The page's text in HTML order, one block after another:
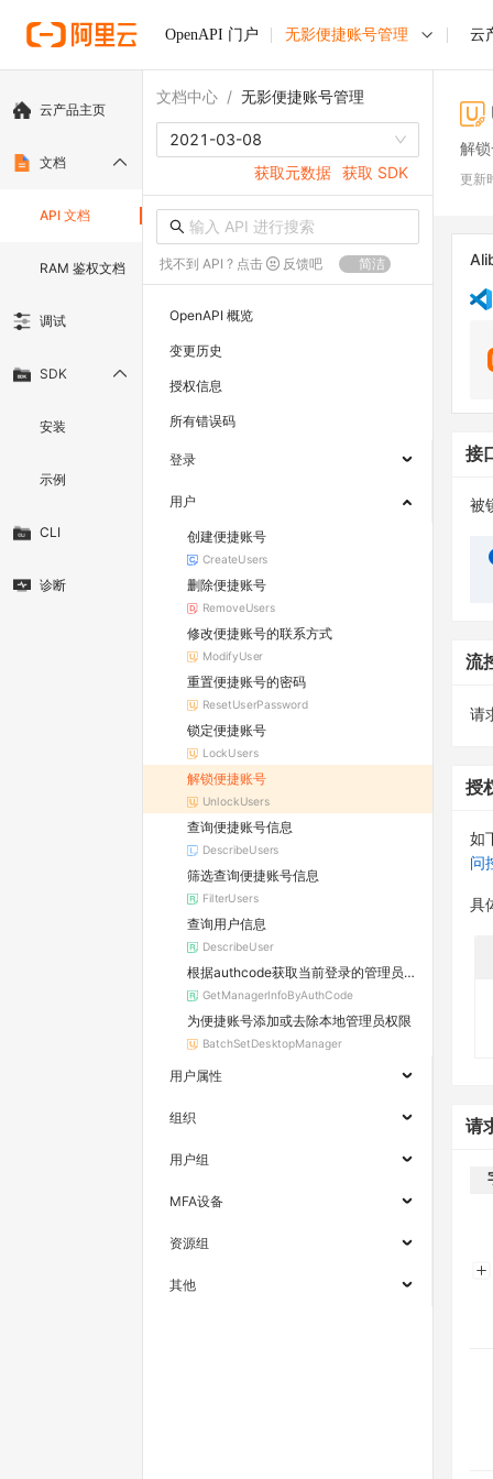
OpenAPI 门户 无影便捷账号管理 云
云产品主页
文档
API 文档
RAM 鉴权文档
调试
SDK
安装
示例
CLI
诊断
文档中心 / 无影便捷账号管理
2021-03-08
获取元数据 获取 SDK
找不到 API ? 点击 反馈吧 简洁
OpenAPI 概览
变更历史
授权信息
所有错误码
登录
用户
创建便捷账号
CreateUsers
删除便捷账号
RemoveUsers
修改便捷账号的联系方式
ModifyUser
重置便捷账号的密码
ResetUserPassword
锁定便捷账号
LockUsers
解锁便捷账号
UnlockUsers
查询便捷账号信息
DescribeUsers
筛选查询便捷账号信息
FilterUsers
查询用户信息
DescribeUser
根据authcode获取当前登录的管理员信息
GetManagerInfoByAuthCode
为便捷账号添加或去除本地管理员权限
BatchSetDesktopManager
用户属性
组织
用户组
MFA设备
资源组
其他
解
更新
接
被
流
请
授
如
问
具
请